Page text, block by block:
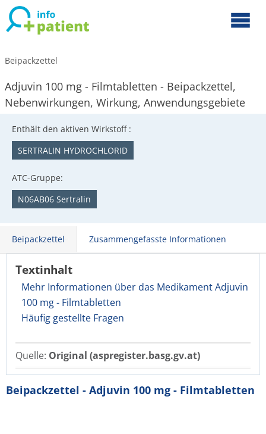
Beipackzettel
Adjuvin 100 mg - Filmtabletten - Beipackzettel,
Nebenwirkungen, Wirkung, Anwendungsgebiete
Enthält den aktiven Wirkstoff :
SERTRALIN HYDROCHLORID
ATC-Gruppe:
N06AB06 Sertralin
Beipackzettel Zusammengefasste Informationen
Textinhalt
Mehr Informationen über das Medikament Adjuvin
100 mg - Filmtabletten
Häufig gestellte Fragen
Quelle: Original (aspregister.basg.gv.at)
Beipackzettel - Adjuvin 100 mg - Filmtabletten